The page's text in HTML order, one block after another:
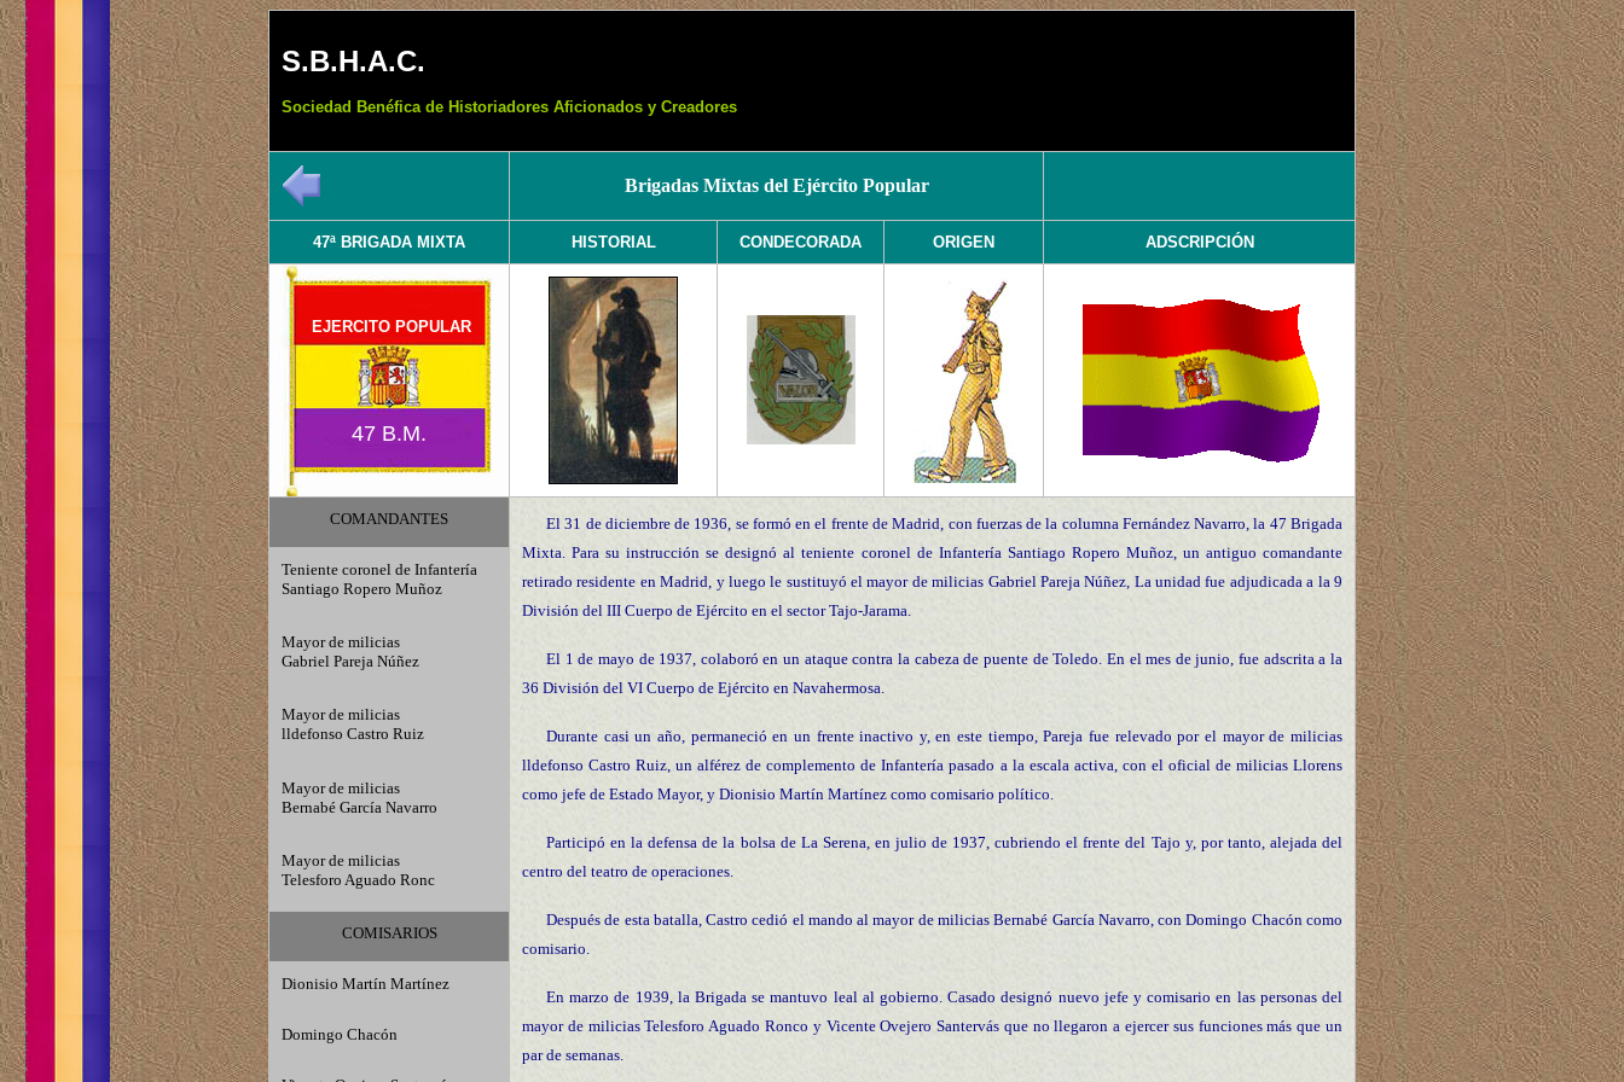
S.B.H.A.C.
Sociedad Benéfica de Historiadores Aficionados y Creadores
Brigadas Mixtas del Ejército Popular
47ª BRIGADA MIXTA HISTORIAL CONDECORADA ORIGEN ADSCRIPCIÓN
EJERCITO POPULAR
47 B.M.
COMANDANTES
El 31 de diciembre de 1936, se formó en el frente de Madrid, con fuerzas de la columna Fernández Navarro, la 47 Brigada
Mixta. Para su instrucción se designó al teniente coronel de Infantería Santiago Ropero Muñoz, un antiguo comandante
retirado residente en Madrid, y luego le sustituyó el mayor de milicias Gabriel Pareja Núñez, La unidad fue adjudicada a la 9
División del III Cuerpo de Ejército en el sector Tajo-Jarama.
El 1 de mayo de 1937, colaboró en un ataque contra la cabeza de puente de Toledo. En el mes de junio, fue adscrita a la
36 División del VI Cuerpo de Ejército en Navahermosa.
Durante casi un año, permaneció en un frente inactivo y, en este tiempo, Pareja fue relevado por el mayor de milicias
lldefonso Castro Ruiz, un alférez de complemento de Infantería pasado a la escala activa, con el oficial de milicias Llorens
como jefe de Estado Mayor, y Dionisio Martín Martínez como comisario político.
Participó en la defensa de la bolsa de La Serena, en julio de 1937, cubriendo el frente del Tajo y, por tanto, alejada del
centro del teatro de operaciones.
Después de esta batalla, Castro cedió el mando al mayor de milicias Bernabé García Navarro, con Domingo Chacón como
comisario.
En marzo de 1939, la Brigada se mantuvo leal al gobierno. Casado designó nuevo jefe y comisario en las personas del
mayor de milicias Telesforo Aguado Ronco y Vicente Ovejero Santervás que no llegaron a ejercer sus funciones más que un
par de semanas.
Teniente coronel de Infantería
Santiago Ropero Muñoz
Mayor de milicias
Gabriel Pareja Núñez
Mayor de milicias
lldefonso Castro Ruiz
Mayor de milicias
Bernabé García Navarro
Mayor de milicias
Telesforo Aguado Ronc
COMISARIOS
Dionisio Martín Martínez
Domingo Chacón